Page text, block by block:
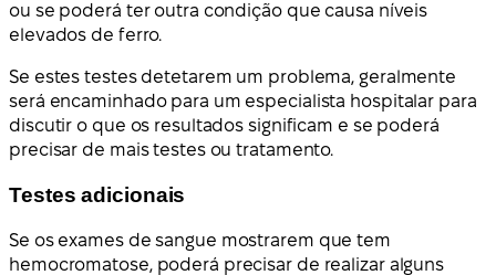
ou se poderá ter outra condição que causa níveis
elevados de ferro.
Se estes testes detetarem um problema, geralmente
será encaminhado para um especialista hospitalar para
discutir o que os resultados significam e se poderá
precisar de mais testes ou tratamento.
Testes adicionais
Se os exames de sangue mostrarem que tem
hemocromatose, poderá precisar de realizar alguns